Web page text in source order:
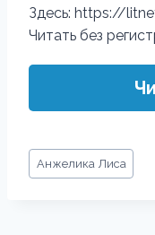
Здесь: https://
Читать без
Метки
записи:
Анжелика Лиса